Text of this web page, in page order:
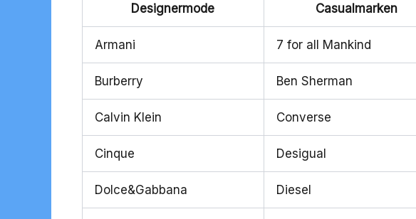
Designermode Casualmarken
Armani 7 for all Mankind
Burberry Ben Sherman
Calvin Klein Converse
Cinque Desigual
Dolce&Gabbana Diesel